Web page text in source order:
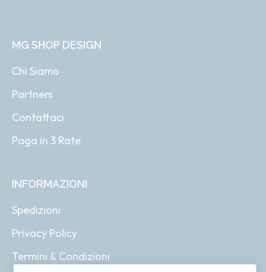
MG SHOP DESIGN
Chi Siamo
Partners
Contattaci
Paga in 3 Rate
INFORMAZIONI
Spedizioni
Privacy Policy
Termini & Condizioni